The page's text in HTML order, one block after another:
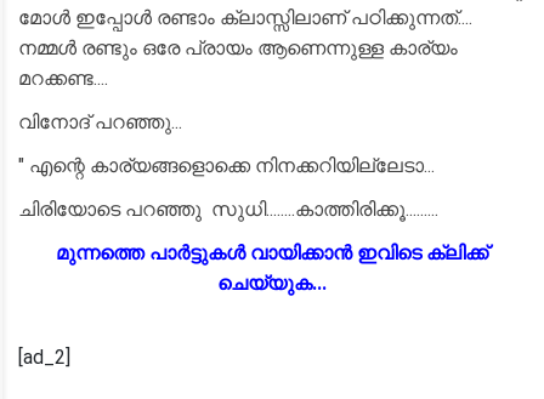
മോൾ ഇപ്പോൾ രണ്ടാം ക്ലാസ്സിലാണ് പഠിക്കുന്നത്....
നമ്മൾ രണ്ടും ഒരേ പ്രായം ആണെന്നുള്ള കാര്യം
മറക്കണ്ട....
വിനോദ് പറഞ്ഞു...
" എന്റെ കാര്യങ്ങളൊക്കെ നിനക്കറിയില്ലേടാ...
ചിരിയോടെ പറഞ്ഞു സുധി........കാത്തിരിക്കൂ.........
മുന്നത്തെ പാർട്ടുകൾ വായിക്കാൻ ഇവിടെ ക്ലിക്ക്
ചെയ്യുക...
[ad_2]